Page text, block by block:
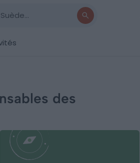
des